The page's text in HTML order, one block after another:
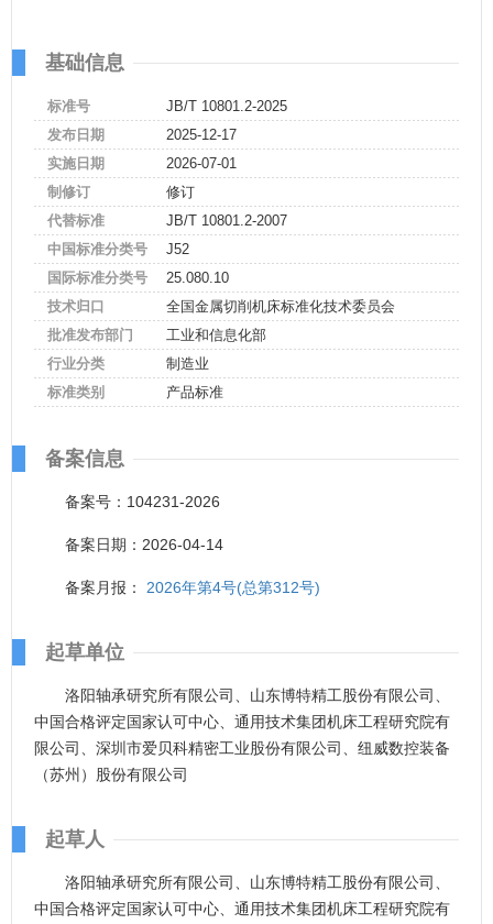
基础信息
标准号
JB/T 10801.2-2025
发布日期
2025-12-17
实施日期
2026-07-01
制修订
修订
代替标准
JB/T 10801.2-2007
中国标准分类号
J52
国际标准分类号
25.080.10
技术归口
全国金属切削机床标准化技术委员会
批准发布部门
工业和信息化部
行业分类
制造业
标准类别
产品标准
备案信息
备案号：104231-2026
备案日期：2026-04-14
备案月报： 2026年第4号(总第312号)
起草单位
洛阳轴承研究所有限公司、山东博特精工股份有限公司、
中国合格评定国家认可中心、通用技术集团机床工程研究院有
限公司、深圳市爱贝科精密工业股份有限公司、纽威数控装备
（苏州）股份有限公司
起草人
洛阳轴承研究所有限公司、山东博特精工股份有限公司、
中国合格评定国家认可中心、通用技术集团机床工程研究院有